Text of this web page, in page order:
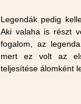
Legendák pedig
Aki valaha is részt
fogalom, az
mert ez volt az
teljesítése álomként